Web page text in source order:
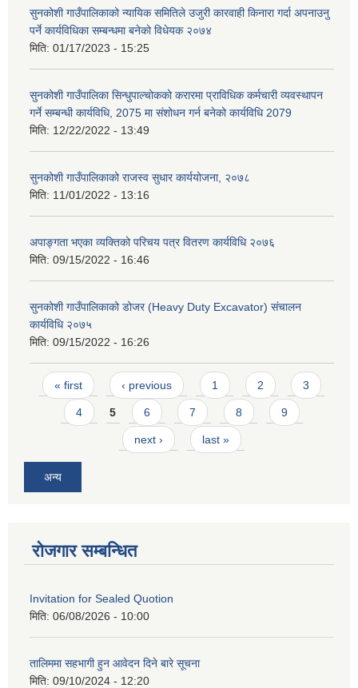
सुनकोशी गाउँपालिकाको न्यायिक समितिले उजुरी कारवाही किनारा गर्दा अपनाउनु
पर्ने कार्यविधिका सम्बन्धमा बनेको विधेयक २०७४
मिति: 01/17/2023 - 15:25
सुनकोशी गाउँपालिका सिन्धुपाल्चोकको करारमा प्राविधिक कर्मचारी व्यवस्थापन
गर्ने सम्बन्धी कार्यविधि, 2075 मा संशोधन गर्न बनेको कार्यविधि 2079
मिति: 12/22/2022 - 13:49
सुनकोशी गाउँपालिकाको राजस्व सुधार कार्ययोजना, २०७८
मिति: 11/01/2022 - 13:16
अपाङ्गता भएका व्यक्तिको परिचय पत्र वितरण कार्यविधि २०७६
मिति: 09/15/2022 - 16:46
सुनकोशी गाउँपालिकाको डोजर (Heavy Duty Excavator) संचालन
कार्यविधि २०७५
मिति: 09/15/2022 - 16:26
Pages
« first ‹ previous 1 2 3
4 5 6 7 8 9
next › last »
अन्य
रोजगार सम्बन्धित
Invitation for Sealed Quotion
मिति: 06/08/2026 - 10:00
तालिममा सहभागी हुन आवेदन दिने बारे सूचना
मिति: 09/10/2024 - 12:20